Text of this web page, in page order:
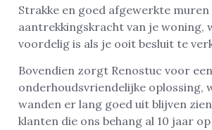
Strakke en goed afgewerkte
aantrekkingskracht van je woning,
voordelig is als je ooit besluit te
Bovendien zorgt Renostuc voor
onderhoudsvriendelijke oplossing,
wanden er lang goed uit blijven
klanten die ons behang al 10 jaar